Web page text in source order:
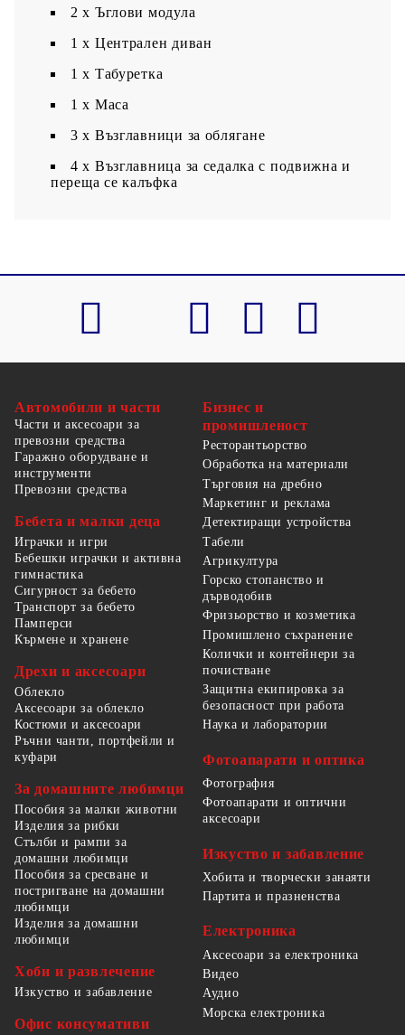
2 x Ъглови модула
1 х Централен диван
1 x Табуретка
1 х Маса
3 x Възглавници за облягане
4 x Възглавница за седалка с подвижна и
переща се калъфка
Автомобили и части
Части и аксесоари за
превозни средства
Гаражно оборудване и
инструменти
Превозни средства
Бебета и малки деца
Играчки и игри
Бебешки играчки и активна
гимнастика
Сигурност за бебето
Транспорт за бебето
Памперси
Кърмене и хранене
Дрехи и аксесоари
Облекло
Аксесоари за облекло
Костюми и аксесоари
Ръчни чанти, портфейли и
куфари
За домашните любимци
Пособия за малки животни
Изделия за рибки
Стълби и рампи за
домашни любимци
Пособия за сресване и
постригване на домашни
любимци
Изделия за домашни
любимци
Хоби и развлечение
Изкуство и забавление
Офис консумативи
Бизнес и
промишленост
Ресторантьорство
Обработка на материали
Търговия на дребно
Маркетинг и реклама
Детектиращи устройства
Табели
Агрикултура
Горско стопанство и
дърводобив
Фризьорство и козметика
Промишлено съхранение
Колички и контейнери за
почистване
Защитна екипировка за
безопасност при работа
Наука и лаборатории
Фотоапарати и оптика
Фотография
Фотоапарати и оптични
аксесоари
Изкуство и забавление
Хобита и творчески занаяти
Партита и празненства
Електроника
Аксесоари за електроника
Видео
Аудио
Морска електроника